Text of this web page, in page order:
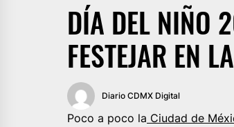
DÍA DEL NIÑO
FESTEJAR EN
Diario CDMX Digital
Poco a poco la Ciudad de